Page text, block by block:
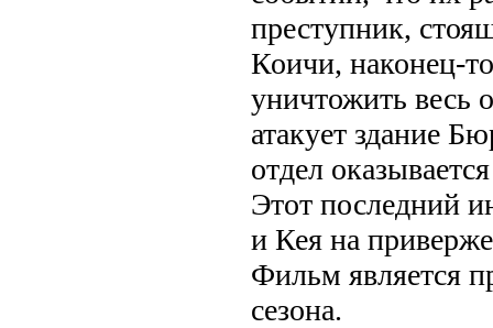
преступник,
Коичи, наконец-
уничтожить весь
атакует здание
отдел
Этот последний
и Кея на
Фильм является
сезона.